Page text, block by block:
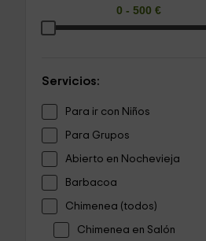
Servicios:
Para ir con Niños
Para Grupos
Abierto en Nochevieja
Barbacoa
Chimenea (todos)
Chimenea en Salón